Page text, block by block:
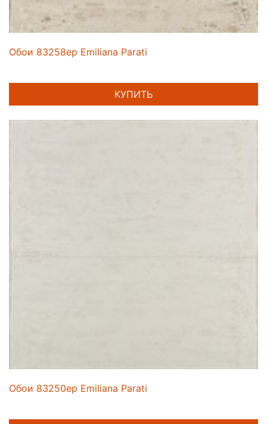
Обои 83258ep Emiliana Parati
КУПИТЬ
Обои 83250ep Emiliana Parati